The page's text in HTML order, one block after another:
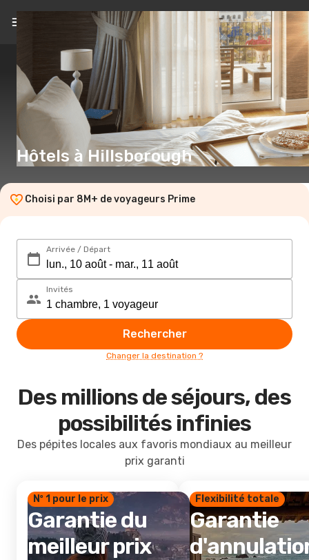
FR(€)
Hôtels à Hillsborough
Choisi par 8M+ de voyageurs Prime
Arrivée / Départ
Invités
Rechercher
Changer la destination ?
Des millions de séjours, des
possibilités infinies
Des pépites locales aux favoris mondiaux au meilleur
prix garanti
Nº 1 pour le prix
Garantie du
meilleur prix
Flexibilité totale
Garantie